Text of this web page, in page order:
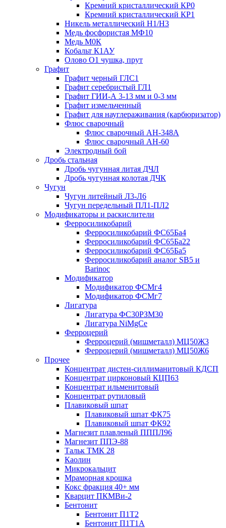
Кремний кристаллический КР0
Кремний кристаллический КР1
Никель металлический Н1/Н3
Медь фосфористая МФ10
Медь М0К
Кобальт К1АУ
Олово О1 чушка, прут
Графит
Графит черный ГЛС1
Графит серебристый ГЛ1
Графит ГИИ-А 3-13 мм и 0-3 мм
Графит измельченный
Графит для науглераживания (карбюризатор)
Флюс сварочный
Флюс сварочный АН-348А
Флюс сварочный АН-60
Электродный бой
Дробь стальная
Дробь чугунная литая ДЧЛ
Дробь чугунная колотая ДЧК
Чугун
Чугун литейный Л3-Л6
Чугун передельный ПЛ1-ПЛ2
Модификаторы и раскислители
Ферросиликобарий
Ферросиликобарий ФС65Ба4
Ферросиликобарий ФС65Ба22
Ферросиликобарий ФС65Ба5
Ферросиликобарий аналог SB5 и
Barinoc
Модификатор
Модификатор ФСМг4
Модификатор ФСМг7
Лигатура
Лигатура ФС30РЗМ30
Лигатура NiMgCe
Ферроцерий
Ферроцерий (мишметалл) МЦ50Ж3
Ферроцерий (мишметалл) МЦ50Ж6
Прочее
Концентрат дистен-силлиманитовый КДСП
Концентрат цирконовый КЦП63
Концентрат ильменитовый
Концентрат рутиловый
Плавиковый шпат
Плавиковый шпат ФК75
Плавиковый шпат ФК92
Магнезит плавленый ПППЛ96
Магнезит ППЭ-88
Тальк ТМК 28
Каолин
Микрокальцит
Мраморная крошка
Кокс фракция 40+ мм
Кварцит ПКМВи-2
Бентонит
Бентонит П1Т2
Бентонит П1Т1А